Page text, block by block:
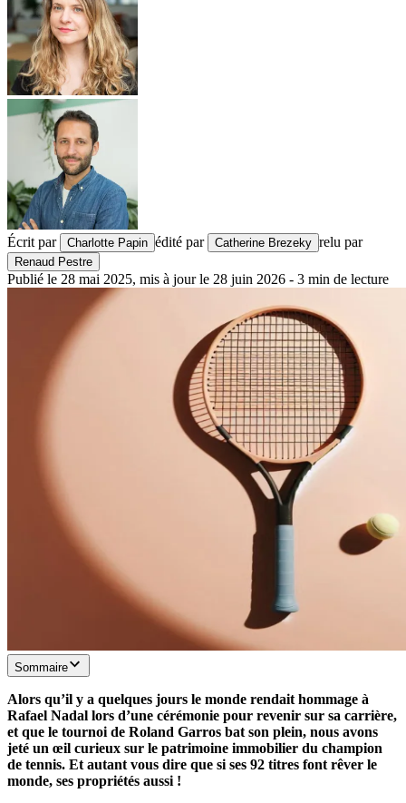
Écrit par Charlotte Papin édité par Catherine Brezeky relu par
Renaud Pestre
Publié le 28 mai 2025, mis à jour le 28 juin 2026 - 3 min de lecture
Sommaire
Alors qu’il y a quelques jours le monde rendait hommage à
Rafael Nadal lors d’une cérémonie pour revenir sur sa carrière,
et que le tournoi de Roland Garros bat son plein, nous avons
jeté un œil curieux sur le patrimoine immobilier du champion
de tennis. Et autant vous dire que si ses 92 titres font rêver le
monde, ses propriétés aussi !